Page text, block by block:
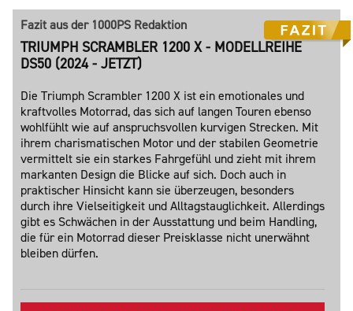
Fazit aus der 1000PS Redaktion
TRIUMPH SCRAMBLER 1200 X - MODELLREIHE
DS50 (2024 - JETZT)
Die Triumph Scrambler 1200 X ist ein emotionales und
kraftvolles Motorrad, das sich auf langen Touren ebenso
wohlfühlt wie auf anspruchsvollen kurvigen Strecken. Mit
ihrem charismatischen Motor und der stabilen Geometrie
vermittelt sie ein starkes Fahrgefühl und zieht mit ihrem
markanten Design die Blicke auf sich. Doch auch in
praktischer Hinsicht kann sie überzeugen, besonders
durch ihre Vielseitigkeit und Alltagstauglichkeit. Allerdings
gibt es Schwächen in der Ausstattung und beim Handling,
die für ein Motorrad dieser Preisklasse nicht unerwähnt
bleiben dürfen.